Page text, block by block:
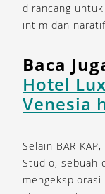
dirancang
intim dan
Baca
Hotel
Venesia
Selain BAR
Studio, sebuah